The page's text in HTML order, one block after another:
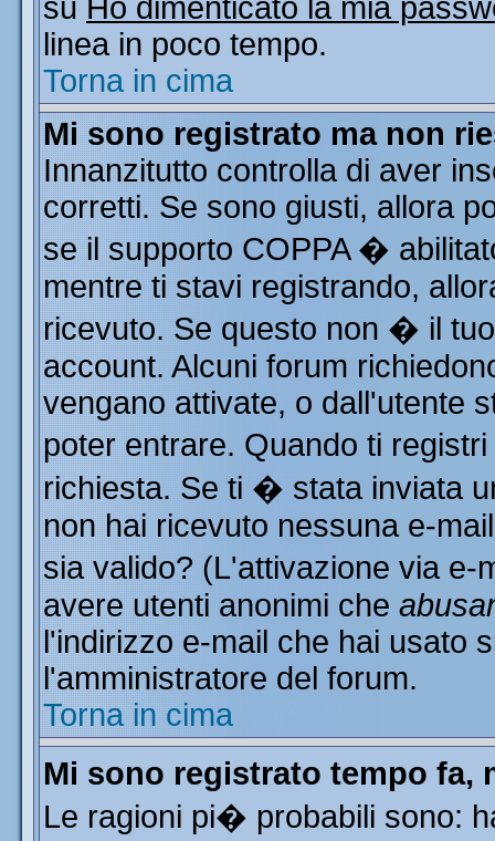
su Ho dimenticato la mia
linea in poco tempo.
Torna in cima
Mi sono registrato ma non
Innanzitutto controlla di aver
corretti. Se sono giusti, allora
se il supporto COPPA �
mentre ti stavi registrando,
ricevuto. Se questo non � il
account. Alcuni forum
vengano attivate, o dall'utente
poter entrare. Quando ti
richiesta. Se ti � stata inviata
non hai ricevuto nessuna e-
sia valido? (L'attivazione via
avere utenti anonimi che
l'indirizzo e-mail che hai usato
l'amministratore del forum.
Torna in cima
Mi sono registrato tempo
Le ragioni pi� probabili sono: